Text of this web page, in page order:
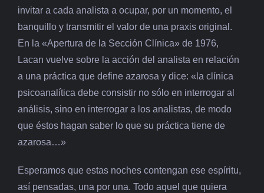
invitar a cada analista a ocupar, por un momento, el
banquillo y transmitir el valor de una praxis original.
En la «Apertura de la Sección Clínica» de 1976,
Lacan vuelve sobre la acción del analista en relación
a una práctica que define azarosa y dice: «la clínica
psicoanalítica debe consistir no sólo en interrogar al
análisis, sino en interrogar a los analistas, de modo
que éstos hagan saber lo que su práctica tiene de
azarosa…»
Esperamos que estas noches contengan ese espíritu,
así pensadas, una por una. Todo aquel que quiera